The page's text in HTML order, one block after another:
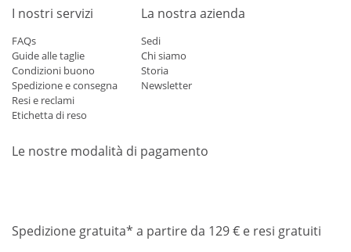
I nostri servizi
FAQs
Guide alle taglie
Condizioni buono
Spedizione e consegna
Resi e reclami
Etichetta di reso
La nostra azienda
Sedi
Chi siamo
Storia
Newsletter
Le nostre modalità di pagamento
Spedizione gratuita* a partire da 129 € e resi gratuiti